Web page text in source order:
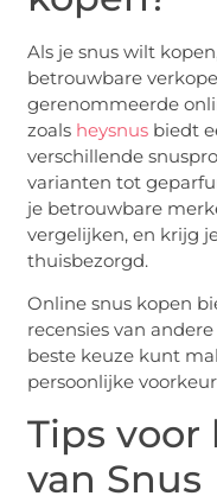
Als je snus wilt
betrouwbare
gerenommeerde
zoals heysnus biedt
verschillende
varianten tot
je betrouwbare
vergelijken, en krijg
thuisbezorgd.
Online snus kopen
recensies van
beste keuze kunt
persoonlijke
Tips
van Snus